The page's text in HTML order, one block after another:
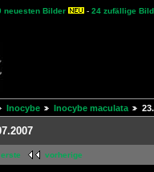
neuesten Bilder - 24 zufällige
Inocybe Inocybe maculata
erste vorherige